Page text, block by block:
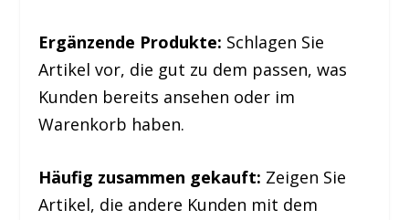
Ergänzende Produkte: Schlagen Sie
Artikel vor, die gut zu dem passen, was
Kunden bereits ansehen oder im
Warenkorb haben.
Häufig zusammen gekauft: Zeigen Sie
Artikel, die andere Kunden mit dem